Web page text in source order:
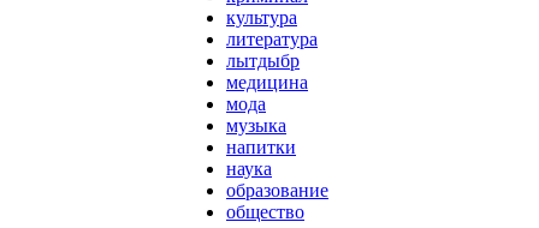
культура
литература
лытдыбр
медицина
мода
музыка
напитки
наука
образование
общество